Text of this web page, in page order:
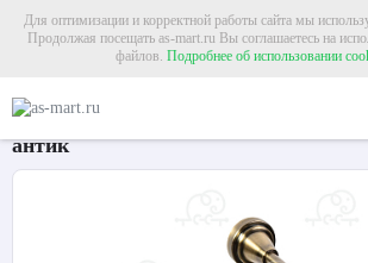
Для оптимизации и корректной работы сайта мы
Продолжая посещать as-mart.ru Вы соглашаетесь на
файлов. Подробнее об использовании
Карниз для штор двухрядный
антик